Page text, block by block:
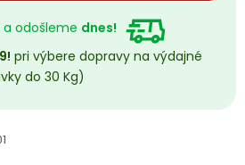
Registrace
a odošleme dnes!
pri výbere dopravy na výdajné
do 30 Kg)